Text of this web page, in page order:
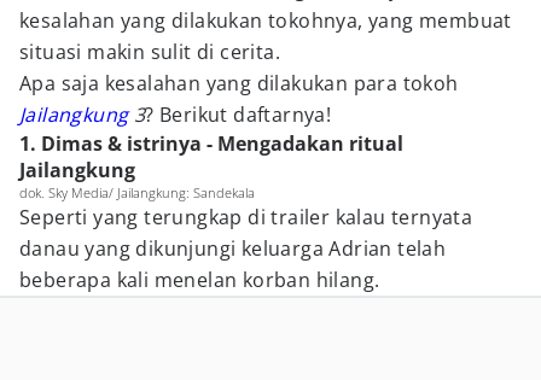
kesalahan yang dilakukan tokohnya, yang membuat
situasi makin sulit di cerita.
Apa saja kesalahan yang dilakukan para tokoh
Jailangkung3? Berikut daftarnya!
1. Dimas & istrinya - Mengadakan ritual
Jailangkung
dok. Sky Media/ Jailangkung: Sandekala
Seperti yang terungkap di trailer kalau ternyata
danau yang dikunjungi keluarga Adrian telah
beberapa kali menelan korban hilang.